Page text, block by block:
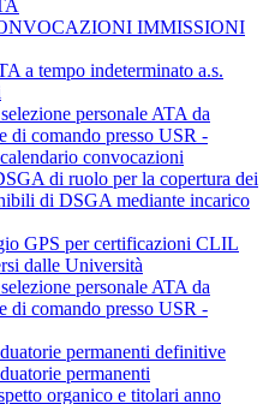
IMMISSIONI
a tempo indeterminato a.s.
personale ATA da
di comando presso USR -
convocazioni
di ruolo per la copertura dei
di DSGA mediante incarico
GPS per certificazioni CLIL
dalle Università
personale ATA da
di comando presso USR -
permanenti definitive
permanenti
organico e titolari anno